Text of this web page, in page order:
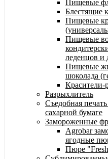
Пищевые
Блестящие
Пищевые
Пищевые
леденцов и
Пищевые
шоколада
Красители-
Разрыхлитель
Съедобная
сахарной бумаге
Замороженные
Agrobar
ягодные
Пюре